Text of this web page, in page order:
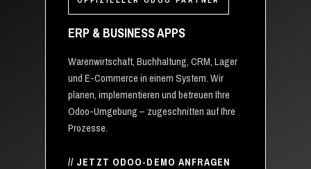
ERP & BUSINESS APPS
Warenwirtschaft, Buchhaltung, CRM, Lager
und E-Commerce in einem System. Wir
planen, implementieren und betreuen Ihre
Odoo-Umgebung – zugeschnitten auf Ihre
Prozesse.
JETZT ODOO-DEMO ANFRAGEN